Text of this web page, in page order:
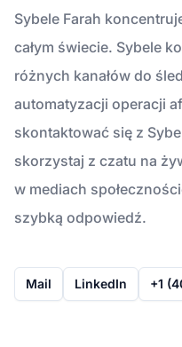
Sybele Farah
całym świecie. Sybele
różnych kanałów do
automatyzacji operacji
skontaktować się z
skorzystaj z czatu na
w mediach
szybką odpowiedź.
Mail LinkedIn +1